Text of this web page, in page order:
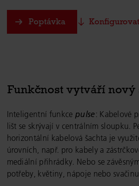
Poptávka
Funkčnost vytváří nový
Inteligentní funkce pulse: Kabelové
lišt se skrývají v centrálním sloupku.
horizontální kabelová šachta je
úrovních, např. pro kabely a
mediální přihrádky. Nebo se
potřeby, květiny, nápoje nebo svačinu.